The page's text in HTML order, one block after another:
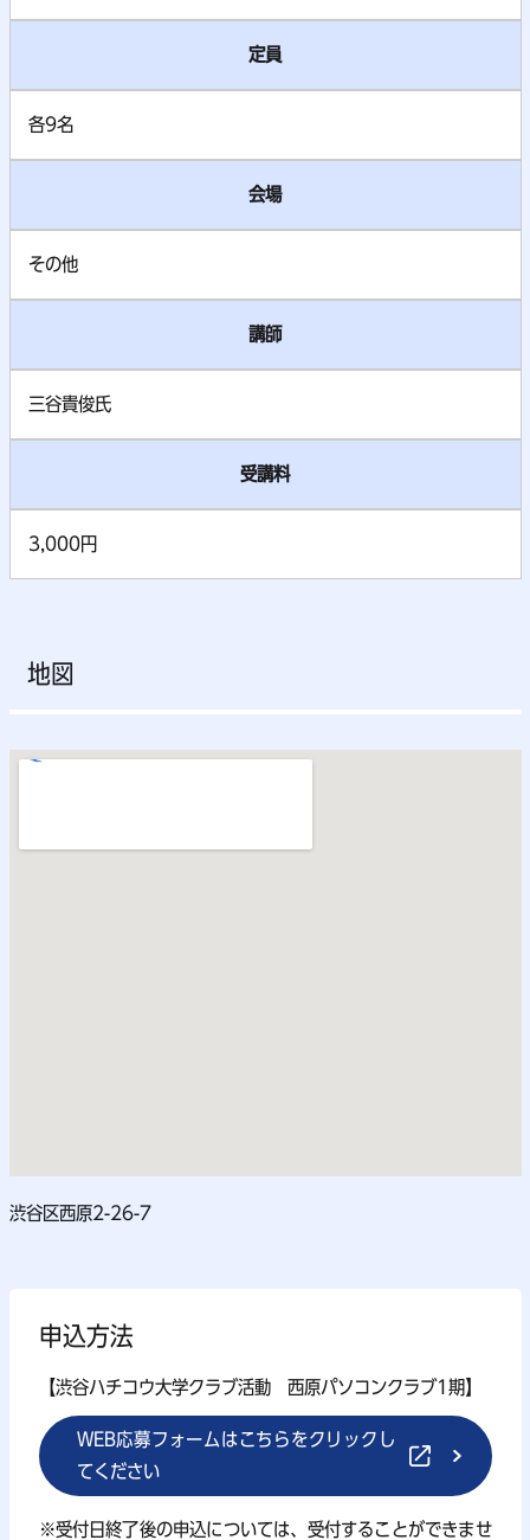
定員
各9名
会場
その他
講師
三谷貴俊氏
受講料
3,000円
地図
渋谷区西原2-26-7
申込方法
【渋谷ハチコウ大学クラブ活動 西原パソコンクラブ1期】
WEB応募フォームはこちらをクリックし
てください
※受付日終了後の申込については、受付することができませ